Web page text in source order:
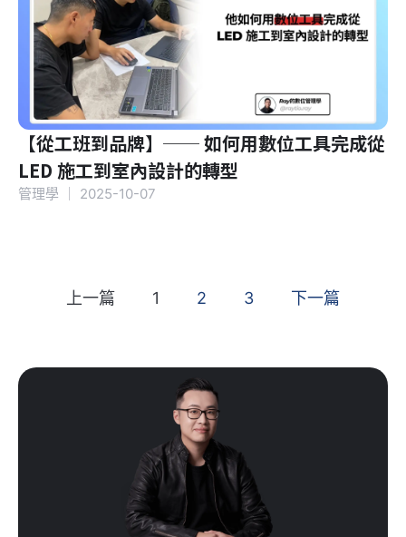
【從工班到品牌】── 如何用數位工具完成從
LED 施工到室內設計的轉型
管理學 2025-10-07
上一篇 1 2 3 下一篇